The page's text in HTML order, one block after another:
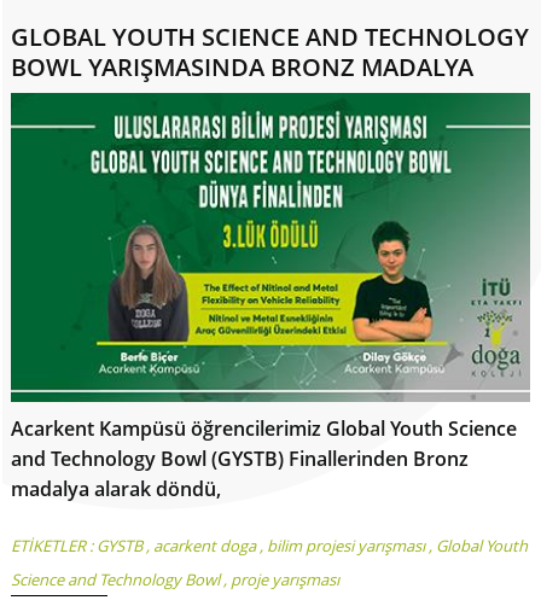
GLOBAL YOUTH SCIENCE AND TECHNOLOGY
BOWL YARIŞMASINDA BRONZ MADALYA
Acarkent Kampüsü öğrencilerimiz Global Youth Science
and Technology Bowl (GYSTB) Finallerinden Bronz
madalya alarak döndü,
ETİKETLER :GYSTB, acarkent doga, bilim projesi yarışması, Global Youth
Science and Technology Bowl, proje yarışması